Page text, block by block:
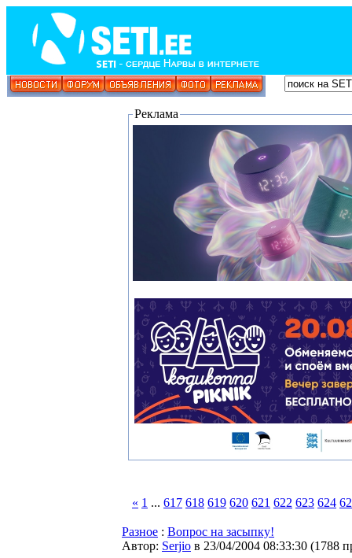
Реклама
« 1 ... 617 618 619 620 621 622 623 624
Разное : Вопрос на засыпку!
Автор: Serjio в 23/04/2004 08:33:30 (1788